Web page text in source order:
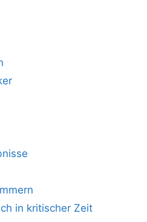
in kritischer Zeit